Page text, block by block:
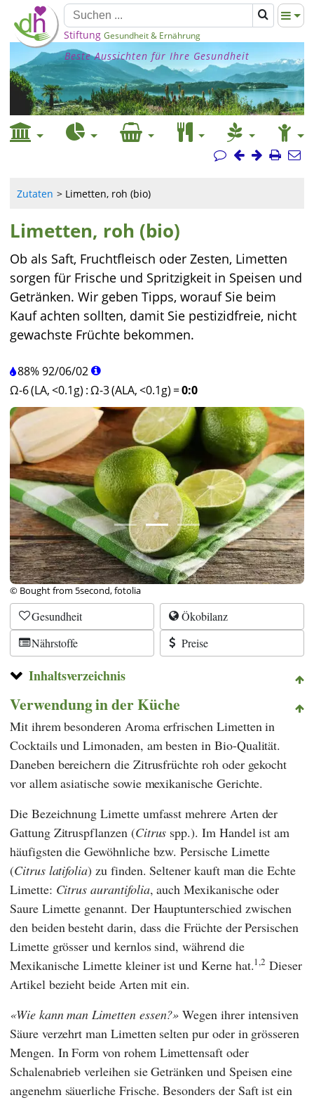
Stiftung Gesundheit & Ernährung
Beste Aussichten für Ihre Gesundheit
Zutaten Limetten, roh (bio)
Limetten, roh (bio)
Ob als Saft, Fruchtfleisch oder Zesten, Limetten
sorgen für Frische und Spritzigkeit in Speisen und
Getränken. Wir geben Tipps, worauf Sie beim
Kauf achten sollten, damit Sie pestizidfreie, nicht
gewachste Früchte bekommen.
88%92/06/02
Ω-6 (LA, <0.1g) :Ω-3 (ALA, <0.1g) =0:0
© Bought from 5second, fotolia
Gesundheit
Ökobilanz
Nährstoffe
Preise
Inhaltsverzeichnis
Verwendung in der Küche
Mit ihrem besonderen Aroma erfrischen Limetten in
Cocktails und Limonaden, am besten in Bio-Qualität.
Daneben bereichern die Zitrusfrüchte roh oder gekocht
vor allem asiatische sowie mexikanische Gerichte.
Die Bezeichnung Limette umfasst mehrere Arten der
Gattung Zitruspflanzen (Citrus spp.). Im Handel ist am
häufigsten die Gewöhnliche bzw. Persische Limette
(Citrus latifolia) zu finden. Seltener kauft man die Echte
Limette: Citrus aurantifolia, auch Mexikanische oder
Saure Limette genannt. Der Hauptunterschied zwischen
den beiden besteht darin, dass die Früchte der Persischen
Limette grösser und kernlos sind, während die
Mexikanische Limette kleiner ist und Kerne hat.1,2 Dieser
Artikel bezieht beide Arten mit ein.
Wie kann man Limetten essen? Wegen ihrer intensiven
Säure verzehrt man Limetten selten pur oder in grösseren
Mengen. In Form von rohem Limettensaft oder
Schalenabrieb verleihen sie Getränken und Speisen eine
angenehm säuerliche Frische. Besonders der Saft ist ein